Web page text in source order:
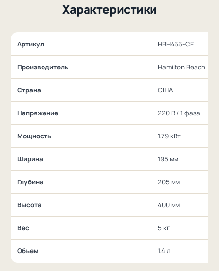
Характеристики
Артикул HBH455-CE
Производитель Hamilton Beach
Страна США
Напряжение 220 В / 1 фаза
Мощность 1.79 кВт
Ширина 195 мм
Глубина 205 мм
Высота 400 мм
Вес 5 кг
Объем 1.4 л